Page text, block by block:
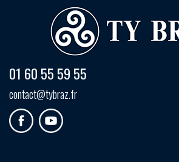
01 60 55 59 55
contact@tybraz.fr